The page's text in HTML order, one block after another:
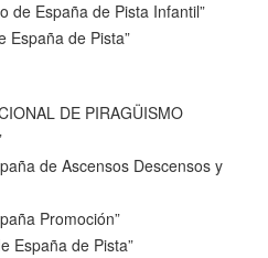
de España de Pista Infantil”
España de Pista”
DE PIRAGÜISMO
de Ascensos Descensos y
Promoción”
España de Pista”